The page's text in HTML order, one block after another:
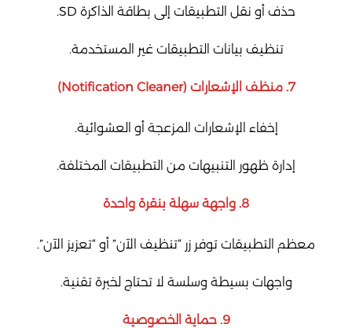
حذف أو نقل التطبيقات إلى بطاقة الذاكرة SD.
تنظيف بيانات التطبيقات غير المستخدمة.
7. منظف الإشعارات (Notification Cleaner)
إخفاء الإشعارات المزعجة أو العشوائية.
إدارة ظهور التنبيهات من التطبيقات المختلفة.
8. واجهة سهلة بنقرة واحدة
معظم التطبيقات توفر زر “تنظيف الآن” أو “تعزيز الآن”.
واجهات بسيطة وسلسة لا تحتاج لخبرة تقنية.
9. حماية الخصوصية